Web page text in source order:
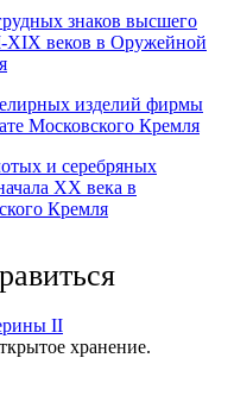
знаков высшего
XIX веков в Оружейной
изделий фирмы
Московского Кремля
и серебряных
XX века в
Кремля
II
хранение.